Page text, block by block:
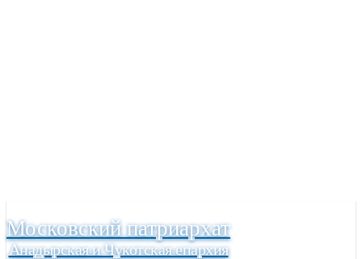
Московский патриархат
Анадырская и Чукотская епархия